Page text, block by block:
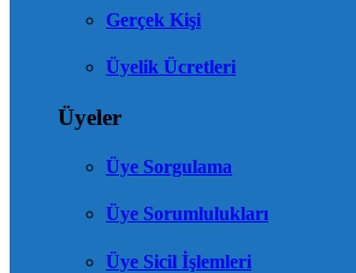
Gerçek Kişi
Üyelik Ücretleri
Üyeler
Üye Sorgulama
Üye Sorumlulukları
Üye Sicil İşlemleri